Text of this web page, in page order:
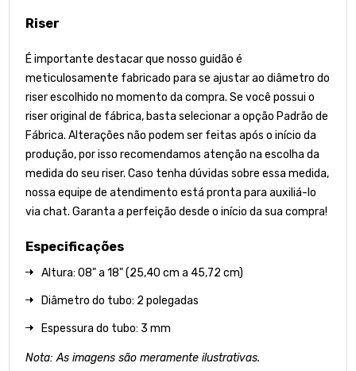
Riser
É importante destacar que nosso guidão é
meticulosamente fabricado para se ajustar ao diâmetro do
riser escolhido no momento da compra. Se você possui o
riser original de fábrica, basta selecionar a opção Padrão de
Fábrica. Alterações não podem ser feitas após o início da
produção, por isso recomendamos atenção na escolha da
medida do seu riser. Caso tenha dúvidas sobre essa medida,
nossa equipe de atendimento está pronta para auxiliá-lo
via chat. Garanta a perfeição desde o início da sua compra!
Especificações
Altura: 08" a 18" (25,40 cm a 45,72 cm)
Diâmetro do tubo: 2 polegadas
Espessura do tubo: 3 mm
Nota: As imagens são meramente ilustrativas.